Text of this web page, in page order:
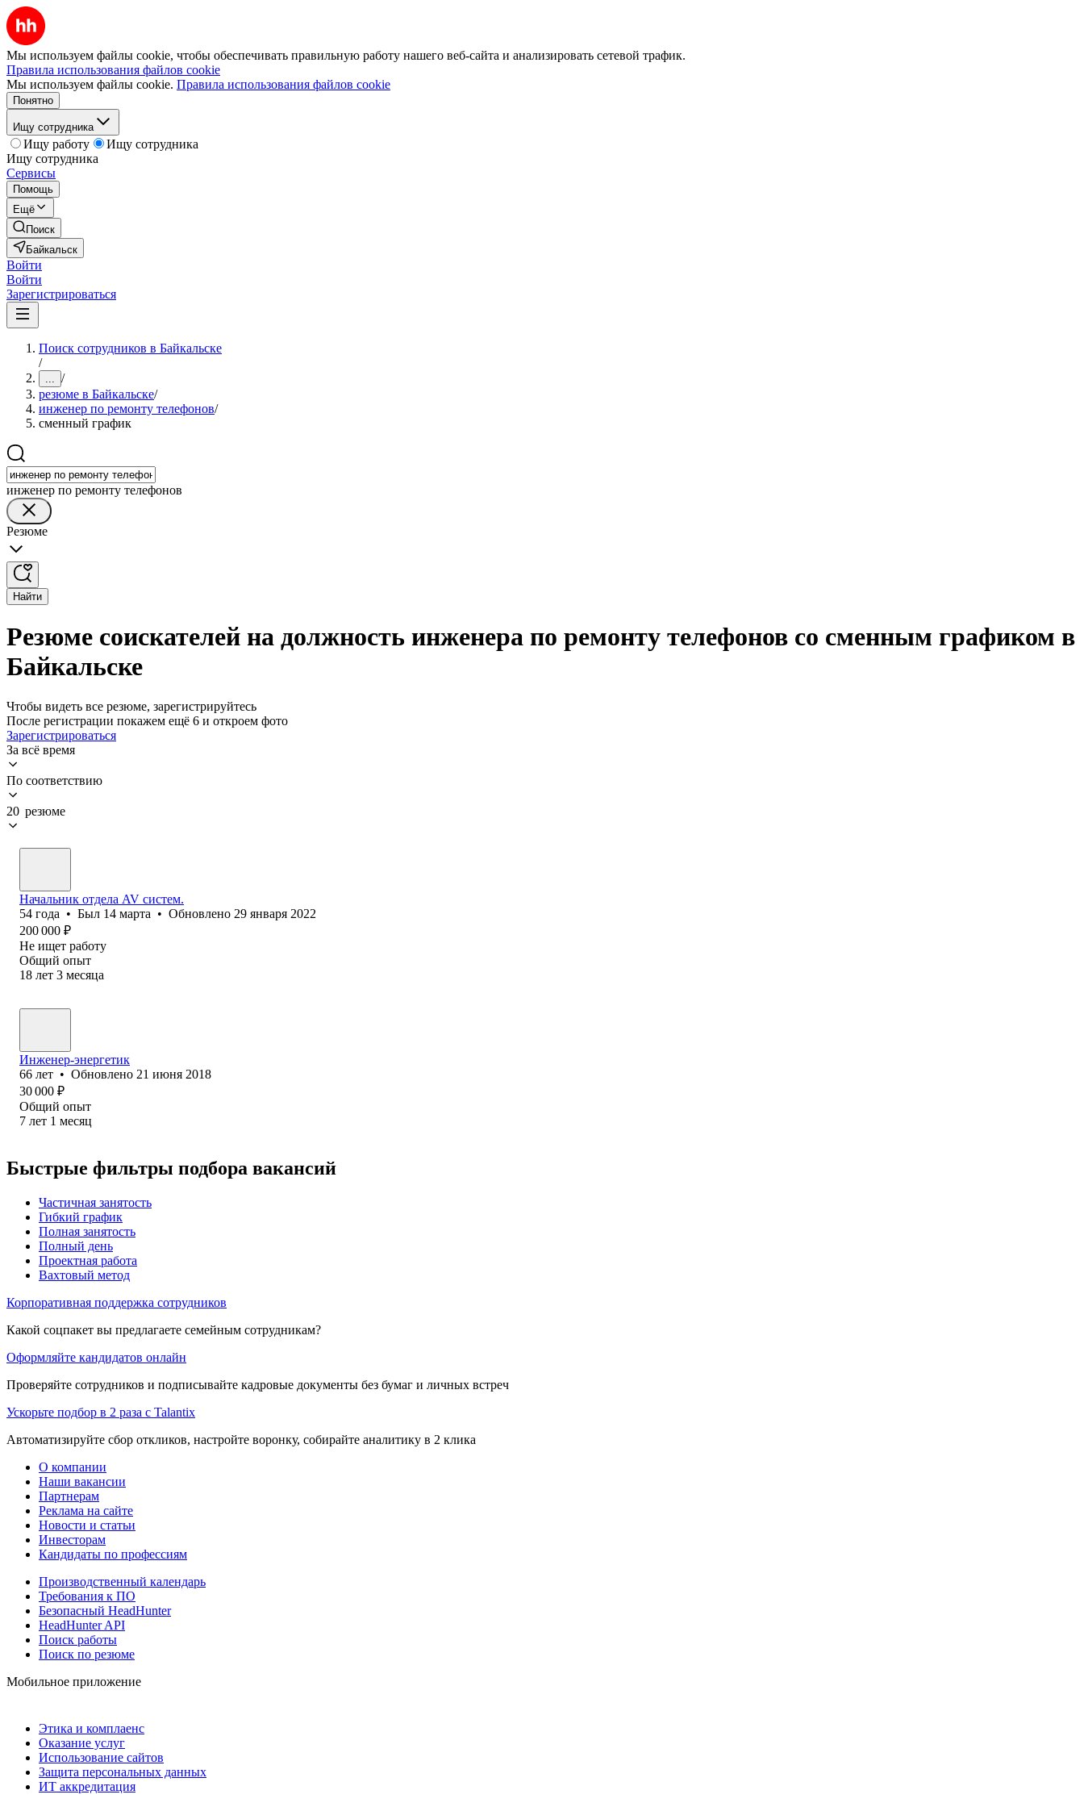
Мы используем файлы cookie, чтобы обеспечивать правильную работу нашего веб-сайта и анализировать сетевой трафик.
Правила использования файлов cookie
Мы используем файлы cookie. Правила использования файлов cookie
Понятно
Ищу сотрудника
Ищу работу
Ищу сотрудника
Ищу сотрудника
Сервисы
Помощь
Ещё
Поиск
Байкальск
Войти
Войти
Зарегистрироваться
Поиск сотрудников в Байкальске
/
... /
резюме в Байкальске/
инженер по ремонту телефонов/
сменный график
инженер по ремонту телефонов
Резюме
Найти
Резюме соискателей на должность инженера по ремонту телефонов со сменным графиком в
Байкальске
Чтобы видеть все резюме, зарегистрируйтесь
После регистрации покажем ещё 6 и откроем фото
Зарегистрироваться
За всё время
По соответствию
20 резюме
Начальник отдела AV систем.
54 года • Был 14 марта • Обновлено 29 января 2022
200 000 ₽
Не ищет работу
Общий опыт
18 лет 3 месяца
Инженер-энергетик
66 лет • Обновлено 21 июня 2018
30 000 ₽
Общий опыт
7 лет 1 месяц
Быстрые фильтры подбора вакансий
Частичная занятость
Гибкий график
Полная занятость
Полный день
Проектная работа
Вахтовый метод
Корпоративная поддержка сотрудников
Какой соцпакет вы предлагаете семейным сотрудникам?
Оформляйте кандидатов онлайн
Проверяйте сотрудников и подписывайте кадровые документы без бумаг и личных встреч
Ускорьте подбор в 2 раза с Talantix
Автоматизируйте сбор откликов, настройте воронку, собирайте аналитику в 2 клика
О компании
Наши вакансии
Партнерам
Реклама на сайте
Новости и статьи
Инвесторам
Кандидаты по профессиям
Производственный календарь
Требования к ПО
Безопасный HeadHunter
HeadHunter API
Поиск работы
Поиск по резюме
Мобильное приложение
Этика и комплаенс
Оказание услуг
Использование сайтов
Защита персональных данных
ИТ аккредитация